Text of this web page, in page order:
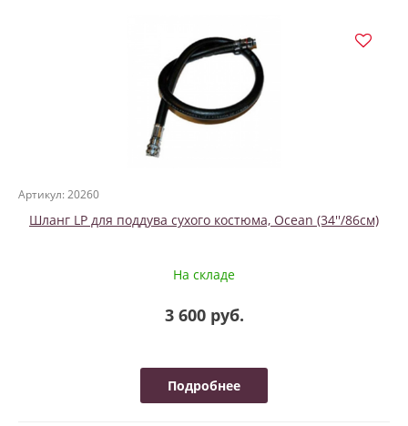
Артикул: 20260
Шланг LP для поддува сухого костюма, Ocean (34''/86см)
На складе
3 600 руб.
Подробнее